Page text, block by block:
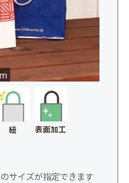
紐 表面加工
サイズが指定できます